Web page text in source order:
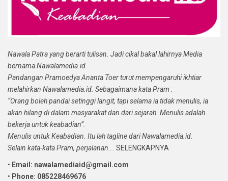
Nawala Patra yang berarti tulisan. Jadi cikal bakal lahirnya Media
bernama Nawalamedia.id.
Pandangan Pramoedya Ananta Toer turut mempengaruhi ikhtiar
melahirkan Nawalamedia.id. Sebagaimana kata Pram :
“Orang boleh pandai setinggi langit, tapi selama ia tidak menulis, ia
akan hilang di dalam masyarakat dan dari sejarah. Menulis adalah
bekerja untuk keabadian”.
Menulis untuk Keabadian. Itu lah tagline dari Nawalamedia.id.
Selain kata-kata Pram, perjalanan...
SELENGKAPNYA
• Email: nawalamediaid@gmail.com
• Phone: 085228469676